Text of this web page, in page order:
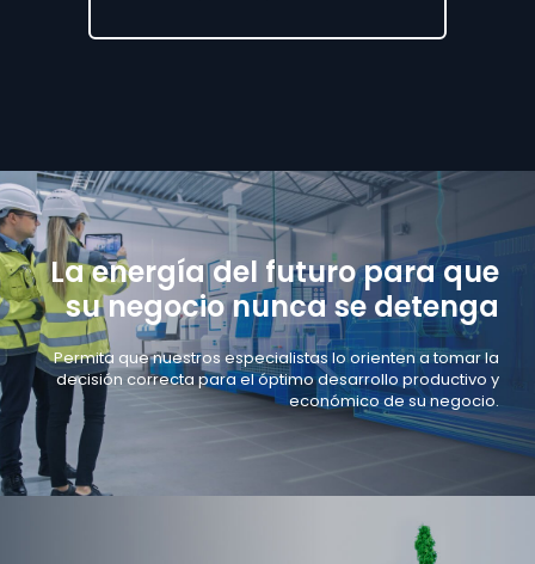
La energía del futuro para que
su negocio nunca se detenga
Permita que nuestros especialistas lo orienten a tomar la
decisión correcta parael óptimo desarrollo productivo y
económico de su negocio.